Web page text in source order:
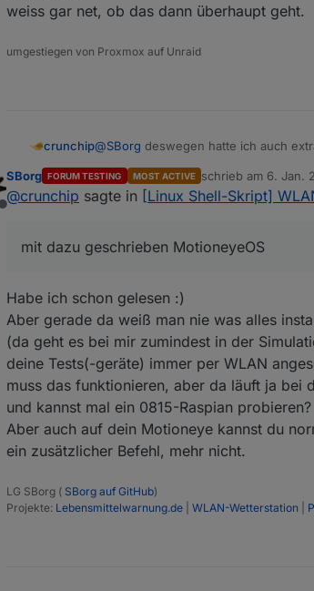
Also mal nach der Meldung gegoogelt.
weiss gar net, ob das dann überhaupt geht.
umgestiegen von Proxmox auf Unraid
crunchip@SBorg deswegen hatte ich auch
weiss gar net, ob das dann überhaupt
Offline
SBorg FORUM TESTING MOST ACTIVE schrieb am 6. Jan.
zuletzt editiert von
@crunchip sagte in [Linux Shell-Skript]
mit dazu geschrieben MotioneyeOS
Habe ich schon gelesen :)
Aber gerade da weiß man nie was alles
(da geht es bei mir zumindest in der
deine Tests(-geräte) immer per WLAN
muss das funktionieren, aber da läuft ja bei
und kannst mal ein 0815-Raspian probieren?
Aber auch auf dein Motioneye kannst du
ein zusätzlicher Befehl, mehr nicht.
LG SBorg ( SBorg auf GitHub)
Projekte: Lebensmittelwarnung.de WLAN-Wetterstation